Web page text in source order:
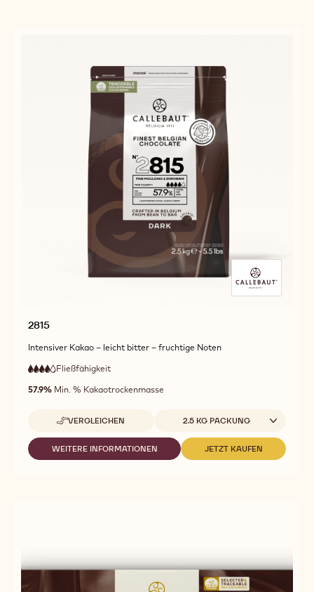
2815
Intensiver Kakao – leicht bitter – fruchtige Noten
4
out
Fließfähigkeit
Fließfähigkeit
57.9% Min. % Kakaotrockenmasse
VERGLEICHEN
-
2815
Verfügbare Verpackungsgrößen
2.5 KG PACKUNG
WEITERE INFORMATIONEN
-
JETZT KAUFEN
-